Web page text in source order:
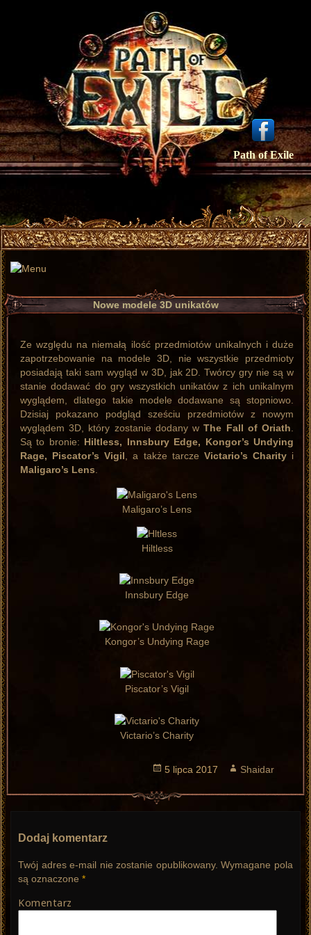
Path of Exile
Nowe modele 3D unikatów
Ze względu na niemałą ilość przedmiotów unikalnych i duże
zapotrzebowanie na modele 3D, nie wszystkie przedmioty
posiadają taki sam wygląd w 3D, jak 2D. Twórcy gry nie są w
stanie dodawać do gry wszystkich unikatów z ich unikalnym
wyglądem, dlatego takie modele dodawane są stopniowo.
Dzisiaj pokazano podgląd sześciu przedmiotów z nowym
wyglądem 3D, który zostanie dodany wThe Fall of Oriath.
Są to bronie: Hiltless, Innsbury Edge, Kongor’s Undying
Rage, Piscator’s Vigil, a także tarcze Victario’s Charityi
Maligaro’s Lens.
Maligaro’s Lens
Hiltless
Innsbury Edge
Kongor’s Undying Rage
Piscator’s Vigil
Victario’s Charity
Opublikowano
5 lipca 2017 Autor
Shaidar
Dodaj komentarz
Twój adres e-mail nie zostanie opublikowany. Wymagane pola
są oznaczone *
Komentarz